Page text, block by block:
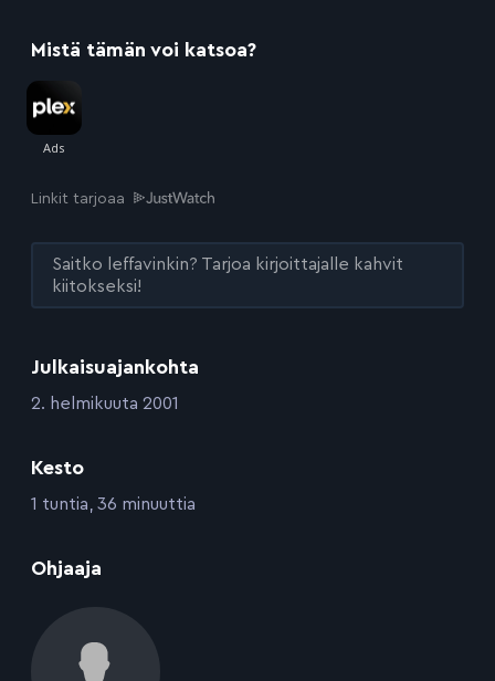
Julkaisuajankohta
:2. helmikuuta 2001
Kesto
:1 tuntia, 36 minuuttia
Ohjaaja
Mistä tämän voi katsoa?
Linkit tarjoaa
Saitko leffavinkin? Tarjoa kirjoittajalle kahvit
kiitokseksi!